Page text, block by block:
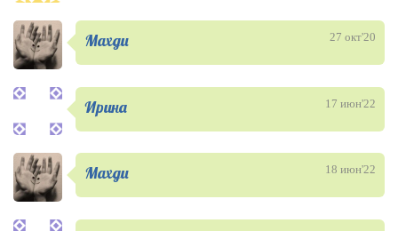
Махди 27 окт'20
Ирина 17 июн'22
Махди 18 июн'22